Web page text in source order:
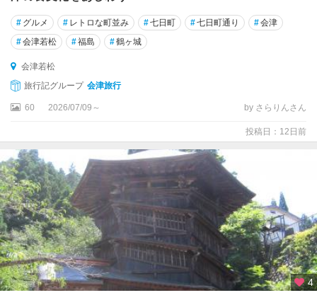
河
相
馬
・
い
わ
# グルメ # レトロな町並み #七日町 #七日町通り #会津
#会津若松 #福島 #鶴ヶ城
会津若松
旅行記グループ 会津旅行
60 2026/07/09～ by さらりんさん
投稿日：12日前
4